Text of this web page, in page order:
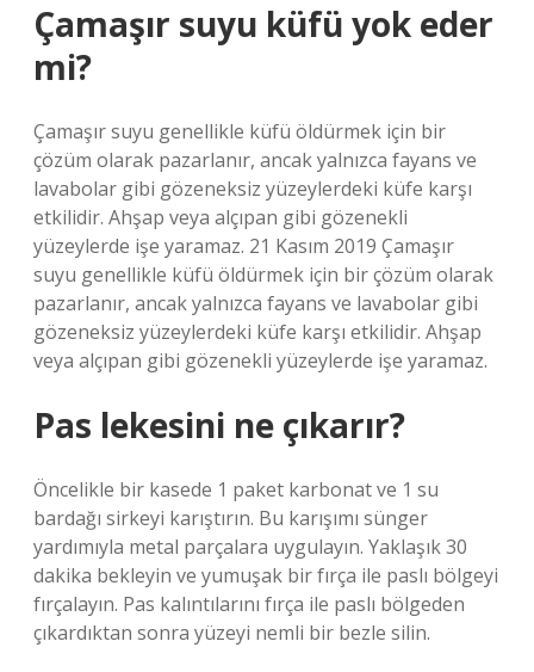
Çamaşır suyu küfü yok eder
mi?
Çamaşır suyu genellikle küfü öldürmek için bir
çözüm olarak pazarlanır, ancak yalnızca fayans ve
lavabolar gibi gözeneksiz yüzeylerdeki küfe karşı
etkilidir. Ahşap veya alçıpan gibi gözenekli
yüzeylerde işe yaramaz. 21 Kasım 2019 Çamaşır
suyu genellikle küfü öldürmek için bir çözüm olarak
pazarlanır, ancak yalnızca fayans ve lavabolar gibi
gözeneksiz yüzeylerdeki küfe karşı etkilidir. Ahşap
veya alçıpan gibi gözenekli yüzeylerde işe yaramaz.
Pas lekesini ne çıkarır?
Öncelikle bir kasede 1 paket karbonat ve 1 su
bardağı sirkeyi karıştırın. Bu karışımı sünger
yardımıyla metal parçalara uygulayın. Yaklaşık 30
dakika bekleyin ve yumuşak bir fırça ile paslı bölgeyi
fırçalayın. Pas kalıntılarını fırça ile paslı bölgeden
çıkardıktan sonra yüzeyi nemli bir bezle silin.